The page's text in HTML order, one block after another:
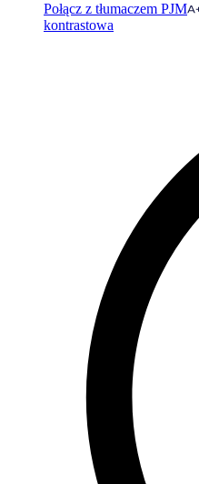
Połącz z tłumaczem PJM
kontrastowa